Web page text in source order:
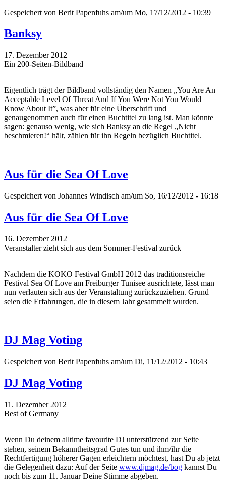
Gespeichert von Berit Papenfuhs am/um Mo, 17/12/2012 - 10:39
Banksy
17. Dezember 2012
Ein 200-Seiten-Bildband
Eigentlich trägt der Bildband vollständig den Namen „You Are An
Acceptable Level Of Threat And If You Were Not You Would
Know About It”, was aber für eine Überschrift und
genaugenommen auch für einen Buchtitel zu lang ist. Man könnte
sagen: genauso wenig, wie sich Banksy an die Regel „Nicht
beschmieren!“ hält, zählen für ihn Regeln bezüglich Buchtitel.
Aus für die Sea Of Love
Gespeichert von Johannes Windisch am/um So, 16/12/2012 - 16:18
Aus für die Sea Of Love
16. Dezember 2012
Veranstalter zieht sich aus dem Sommer-Festival zurück
Nachdem die KOKO Festival GmbH 2012 das traditionsreiche
Festival Sea Of Love am Freiburger Tunisee ausrichtete, lässt man
nun verlauten sich aus der Veranstaltung zurückzuziehen. Grund
seien die Erfahrungen, die in diesem Jahr gesammelt wurden.
DJ Mag Voting
Gespeichert von Berit Papenfuhs am/um Di, 11/12/2012 - 10:43
DJ Mag Voting
11. Dezember 2012
Best of Germany
Wenn Du deinem alltime favourite DJ unterstützend zur Seite
stehen, seinem Bekanntheitsgrad Gutes tun und ihm/ihr die
Rechtfertigung höherer Gagen erleichtern möchtest, hast Du ab jetzt
die Gelegenheit dazu: Auf der Seite www.djmag.de/bog kannst Du
noch bis zum 11. Januar Deine Stimme abgeben.